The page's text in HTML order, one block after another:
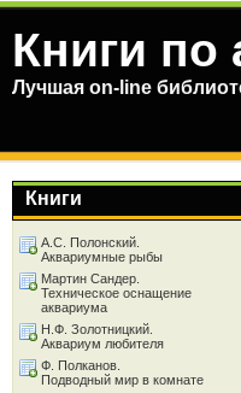
Книги по
Лучшая on-line
Книги
А.С. Полонский.
Аквариумные рыбы
Мартин Сандер.
Техническое оснащение
аквариума
Н.Ф. Золотницкий.
Аквариум любителя
Ф. Полканов.
Подводный мир в комнате